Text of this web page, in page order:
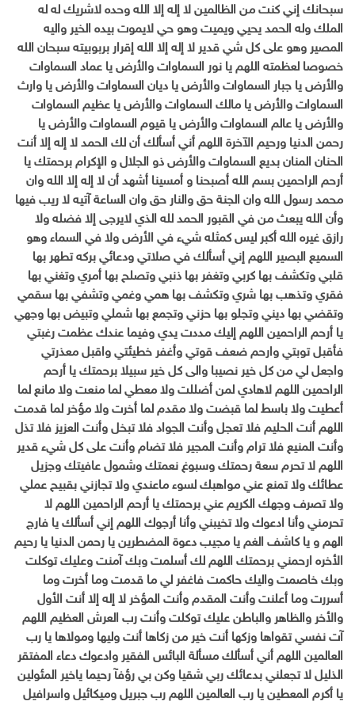
سبحانك إني كنت من الظالمين لا إله إلا الله وحده لاشريك له له
الملك وله الحمد يحيي ويميت وهو حي لايموت بيده الخير واليه
المصير وهو على كل شي قدير لا إله إلا الله إقرار بربوبيته سبحان الله
خصوصا لعظمته اللهم يا نور السماوات والأرض يا عماد السماوات
والأرض يا جبار السماوات والأرض يا ديان السماوات والأرض يا وارث
السماوات والأرض يا مالك السماوات والأرض يا عظيم السماوات
والأرض يا عالم السماوات والأرض يا قيوم السماوات والأرض يا
رحمن الدنيا ورحيم الآخرة اللهم أني أسألك أن لك الحمد لا إله إلا أنت
الحنان المنان بديع السماوات والأرض ذو الجلال و الإكرام برحمتك يا
أرحم الراحمين بسم الله أصبحنا و أمسينا أشهد أن لا إله إلا الله وان
محمد رسول الله وان الجنة حق والنار حق وان الساعة آتيه لا ريب فيها
وأن الله يبعث من في القبور الحمد لله الذي لايرجى إلا فضله ولا
رازق غيره الله أكبر ليس كمثله شيء في الأرض ولا في السماء وهو
السميع البصير اللهم إني أسألك في صلاتي ودعائي بركه تطهر بها
قلبي وتكشف بها كربي وتغفر بها ذنبي وتصلح بها أمري وتغني بها
فقري وتذهب بها شري وتكشف بها همي وغمي وتشفي بها سقمي
وتقضي بها ديني وتجلو بها حزني وتجمع بها شملي وتبيض بها وجهي
يا أرحم الراحمين اللهم إليك مددت يدي وفيما عندك عظمت رغبتي
فأقبل توبتي وارحم ضعف قوتي وأغفر خطيئتي واقبل معذرتي
واجعل لي من كل خير نصيبا والى كل خير سبيلا برحمتك يا أرحم
الراحمين اللهم لاهادي لمن أضللت ولا معطي لما منعت ولا مانع لما
أعطيت ولا باسط لما قبضت ولا مقدم لما أخرت ولا مؤخر لما قدمت
اللهم أنت الحليم فلا تعجل وأنت الجواد فلا تبخل وأنت العزيز فلا تذل
وأنت المنيع فلا ترام وأنت المجير فلا تضام وأنت على كل شيء قدير
اللهم لا تحرم سعة رحمتك وسبوغ نعمتك وشمول عافيتك وجزيل
عطائك ولا تمنع عني مواهبك لسوء ماعندي ولا تجازني بقبيح عملي
ولا تصرف وجهك الكريم عني برحمتك يا أرحم الراحمين اللهم لا
تحرمني وأنا ادعوك ولا تخيبني وأنا أرجوك اللهم إني أسألك يا فارج
الهم و يا كاشف الغم يا مجيب دعوة المضطرين يا رحمن الدنيا يا رحيم
الأخره ارحمني برحمتك اللهم لك أسلمت وبك آمنت وعليك توكلت
وبك خاصمت واليك حاكمت فاغفر لي ما قدمت وما أخرت وما
أسررت وما أعلنت وأنت المقدم وأنت المؤخر لا إله إلا أنت الأول
والأخر والظاهر والباطن عليك توكلت وأنت رب العرش العظيم اللهم
آت نفسي تقواها وزكها أنت خير من زكاها أنت وليها ومولاها يا رب
العالمين اللهم أني أسألك مسألة البائس الفقير وادعوك دعاء المفتقر
الذليل لا تجعلني بدعائك ربي شقيا وكن بي رؤفآ رحيما ياخير المئولين
يا أكرم المعطين يا رب العالمين اللهم رب جبريل وميكائيل واسرافيل